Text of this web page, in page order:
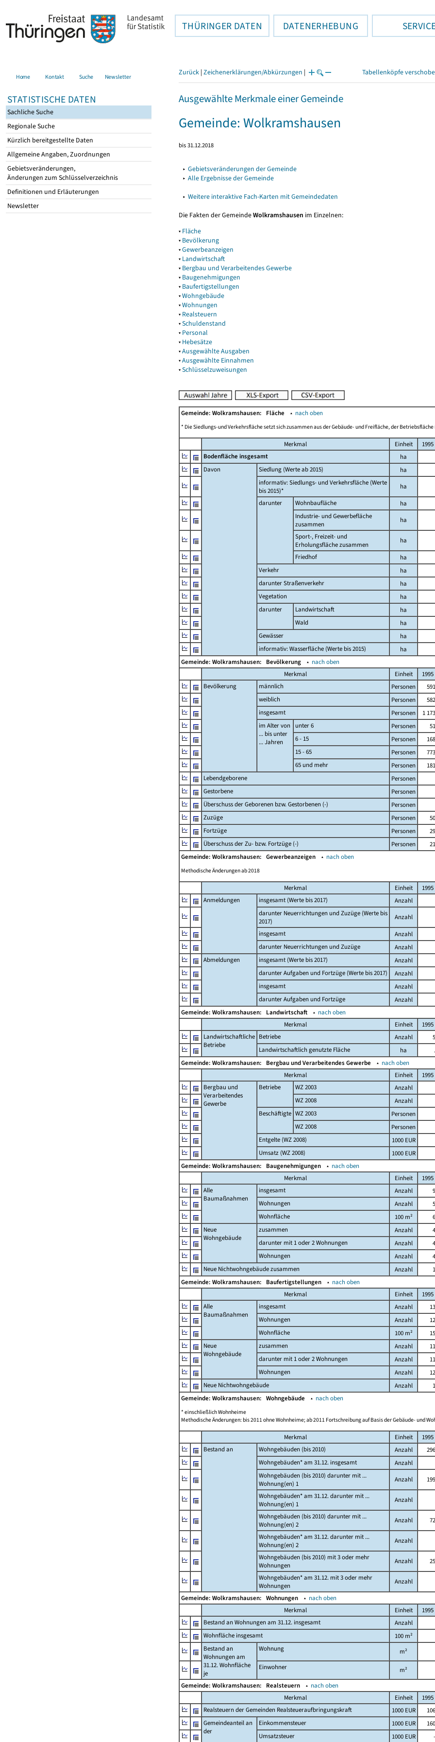
THÜRINGER DATEN DATENERHEBUNG
Home Kontakt Suche Newsletter
STATISTISCHE DATEN
Sachliche Suche
Regionale Suche
Kürzlich bereitgestellte Daten
Allgemeine Angaben, Zuordnungen
Gebietsveränderungen,
Änderungen zum Schlüsselverzeichnis
Definitionen und Erläuterungen
Newsletter
Zurück | Zeichenerklärungen/Abkürzungen | Tabellenköpfe
Ausgewählte Merkmale einer Gemeinde
Gemeinde: Wolkramshausen
bis 31.12.2018
▸ Gebietsveränderungen der Gemeinde
▸ Alle Ergebnisse der Gemeinde
▸ Weitere interaktive Fach-Karten mit Gemeindedaten
Die Fakten der GemeindeWolkramshausen im Einzelnen:
▾ Fläche
▾ Bevölkerung
▾Gewerbeanzeigen
▾ Landwirtschaft
▾ Bergbau und Verarbeitendes Gewerbe
▾ Baugenehmigungen
▾ Baufertigstellungen
▾Wohngebäude
▾Wohnungen
▾ Realsteuern
▾Schuldenstand
▾ Personal
▾ Hebesätze
▾Ausgewählte Ausgaben
▾Ausgewählte Einnahmen
▾Schlüsselzuweisungen
Gemeinde: Wolkramshausen: Fläche ▴ nach oben
* Die Siedlungs-und Verkehrsfläche setzt sich zusammen aus der Gebäude- und Freifläche, der
Merkmal Einheit 1995
Bodenfläche insgesamt
ha
Davon
Siedlung (Werte ab 2015)
ha
informativ: Siedlungs- und Verkehrsfläche (Werte
bis 2015)*
ha
darunter
Wohnbaufläche
ha
Industrie- und Gewerbefläche
zusammen
ha
Sport-, Freizeit- und
Erholungsfläche zusammen
ha
Friedhof
ha
Verkehr
ha
darunter Straßenverkehr
ha
Vegetation
ha
darunter
Landwirtschaft
ha
Wald
ha
Gewässer
ha
informativ: Wasserfläche (Werte bis 2015)
ha
Gemeinde: Wolkramshausen: Bevölkerung ▴ nach oben
Merkmal
Einheit 1995
Bevölkerung
männlich Personen 591
weiblich
Personen 582
insgesamt
Personen 1 173
im Alter von
... bis unter
... Jahren
unter 6 Personen 51
6 - 15
Personen 168
15 - 65
Personen 773
65 und mehr
Personen 181
Lebendgeborene
Personen
Gestorbene
Personen
Überschuss der Geborenen bzw. Gestorbenen (-)
Personen
Zuzüge
Personen 50
Fortzüge
Personen 29
Überschuss der Zu- bzw. Fortzüge (-)
Personen 21
Gemeinde: Wolkramshausen: Gewerbeanzeigen ▴ nach oben
Methodische Änderungen ab 2018
Merkmal Einheit 1995
Anmeldungen
insgesamt (Werte bis 2017) Anzahl
darunter Neuerrichtungen und Zuzüge (Werte bis
2017)
Anzahl
insgesamt
Anzahl
darunter Neuerrichtungen und Zuzüge
Anzahl
Abmeldungen
insgesamt (Werte bis 2017) Anzahl
darunter Aufgaben und Fortzüge (Werte bis 2017)
Anzahl
insgesamt
Anzahl
darunter Aufgaben und Fortzüge
Anzahl
Gemeinde: Wolkramshausen: Landwirtschaft ▴ nach oben
Merkmal
Einheit 1995
Landwirtschaftliche
Betriebe
Betriebe Anzahl 5
Landwirtschaftlich genutzte Fläche
ha .
Gemeinde: Wolkramshausen: Bergbau und Verarbeitendes Gewerbe ▴ nach oben
Merkmal
Einheit 1995
Bergbau und
Verarbeitendes
Gewerbe
Betriebe WZ 2003 Anzahl
WZ 2008
Anzahl
Beschäftigte WZ 2003 Personen
WZ 2008
Personen
Entgelte (WZ 2008)
1000 EUR
Umsatz (WZ 2008)
1000 EUR
Gemeinde: Wolkramshausen: Baugenehmigungen ▴ nach oben
Merkmal
Einheit 1995
Alle
Baumaßnahmen
insgesamt Anzahl 9
Wohnungen
Anzahl 5
Wohnfläche
100 m² 6
Neue
Wohngebäude
zusammen Anzahl 4
darunter mit 1 oder 2 Wohnungen
Anzahl 4
Wohnungen
Anzahl 4
Neue Nichtwohngebäude zusammen
Anzahl 1
Gemeinde: Wolkramshausen: Baufertigstellungen ▴ nach oben
Merkmal
Einheit 1995
Alle
Baumaßnahmen
insgesamt Anzahl 13
Wohnungen
Anzahl 12
Wohnfläche
100 m² 15
Neue
Wohngebäude
zusammen Anzahl 11
darunter mit 1 oder 2 Wohnungen
Anzahl 11
Wohnungen
Anzahl 12
Neue Nichtwohngebäude
Anzahl 1
Gemeinde: Wolkramshausen: Wohngebäude ▴ nach oben
* einschließlich Wohnheime
Methodische Änderungen: bis 2011 ohne Wohnheime; ab 2011 Fortschreibung auf Basis der Gebäude- und
Merkmal Einheit 1995
Bestand an
Wohngebäuden (bis 2010) Anzahl 296
Wohngebäuden* am 31.12. insgesamt
Anzahl
Wohngebäuden (bis 2010) darunter mit ...
Wohnung(en) 1
Anzahl 199
Wohngebäuden* am 31.12. darunter mit ...
Wohnung(en) 1
Anzahl
Wohngebäuden (bis 2010) darunter mit ...
Wohnung(en) 2
Anzahl 72
Wohngebäuden* am 31.12. darunter mit ...
Wohnung(en) 2
Anzahl
Wohngebäuden (bis 2010) mit 3 oder mehr
Wohnungen
Anzahl 25
Wohngebäuden* am 31.12. mit 3 oder mehr
Wohnungen
Anzahl
Gemeinde: Wolkramshausen: Wohnungen ▴ nach oben
Merkmal
Einheit 1995
Bestand an Wohnungen am 31.12. insgesamt
Anzahl
Wohnfläche insgesamt
100 m²
Bestand an
Wohnungen am
31.12. Wohnfläche
je
Wohnung
m²
Einwohner
m²
Gemeinde: Wolkramshausen: Realsteuern ▴ nach oben
Merkmal
Einheit 1995
Realsteuern der Gemeinden Realsteueraufbringungskraft
1000 EUR 106
Gemeindeanteil an
der
Einkommensteuer 1000 EUR 160
Umsatzsteuer
1000 EUR -